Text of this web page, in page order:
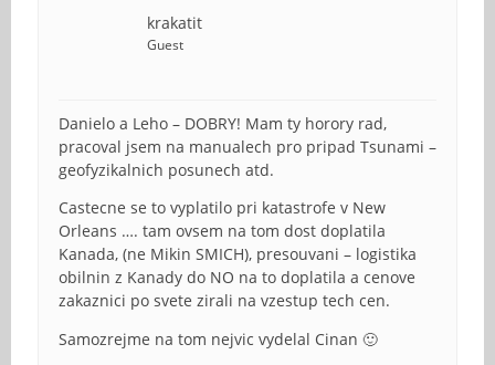
krakatit
Guest
Danielo a Leho – DOBRY! Mam ty horory rad,
pracoval jsem na manualech pro pripad Tsunami –
geofyzikalnich posunech atd.
Castecne se to vyplatilo pri katastrofe v New
Orleans …. tam ovsem na tom dost doplatila
Kanada, (ne Mikin SMICH), presouvani – logistika
obilnin z Kanady do NO na to doplatila a cenove
zakaznici po svete zirali na vzestup tech cen.
Samozrejme na tom nejvic vydelal Cinan 🙂